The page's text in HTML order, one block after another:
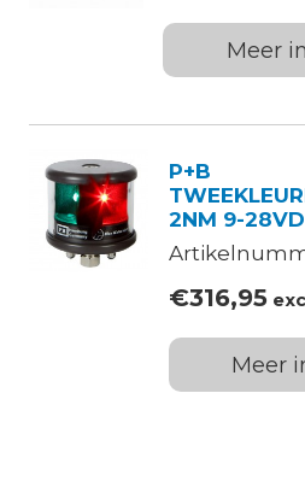
Meer
P+B
2NM 9-
€316,95
Meer